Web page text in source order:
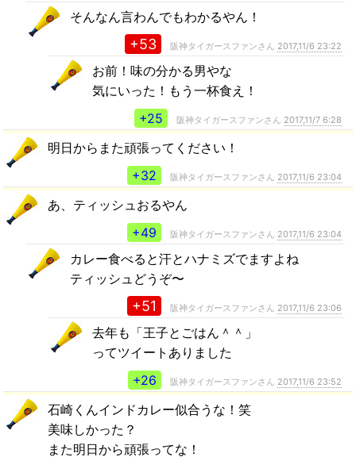
そんなん言わんでもわかるやん！
+53 阪神タイガースファンさん 2017,11/6 23:22
お前！味の分かる男やな
気にいった！もう一杯食え！
+25
阪神タイガースファンさん 2017,11/7 6:28
明日からまた頑張ってください！
+32
阪神タイガースファンさん 2017,11/6 23:04
あ、ティッシュおるやん
+49
阪神タイガースファンさん 2017,11/6 23:04
カレー食べると汗とハナミズでますよね
ティッシュどうぞ〜
+51 阪神タイガースファンさん 2017,11/6 23:06
去年も「王子とごはん＾＾」
ってツイートありました
+26
阪神タイガースファンさん 2017,11/6 23:52
石崎くんインドカレー似合うな！笑
美味しかった？
また明日から頑張ってな！